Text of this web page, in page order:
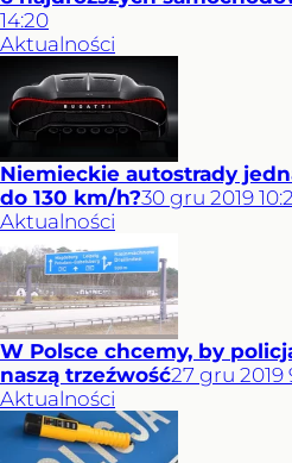
14:20
Aktualności
Niemieckie autostrady
do 130 km/h?30 gru 2019
Aktualności
W Polsce chcemy, by
naszą trzeźwość27 gru 2019
Aktualności